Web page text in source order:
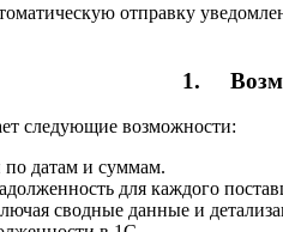
отправку
1.
следующие возможности:
по датам и суммам.
для каждого
сводные данные и